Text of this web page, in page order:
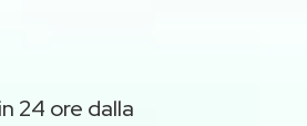
24 ore dalla